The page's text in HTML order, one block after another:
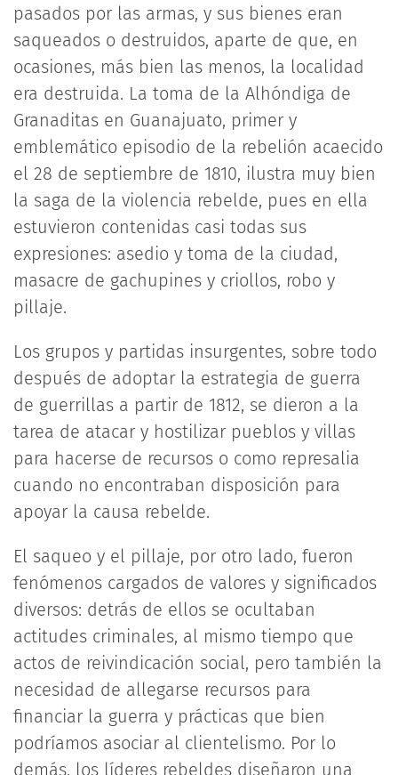
pasados por las armas, y sus bienes eran
saqueados o destruidos, aparte de que, en
ocasiones, más bien las menos, la localidad
era destruida. La toma de la Alhóndiga de
Granaditas en Guanajuato, primer y
emblemático episodio de la rebelión acaecido
el 28 de septiembre de 1810, ilustra muy bien
la saga de la violencia rebelde, pues en ella
estuvieron contenidas casi todas sus
expresiones: asedio y toma de la ciudad,
masacre de gachupines y criollos, robo y
pillaje.
Los grupos y partidas insurgentes, sobre todo
después de adoptar la estrategia de guerra
de guerrillas a partir de 1812, se dieron a la
tarea de atacar y hostilizar pueblos y villas
para hacerse de recursos o como represalia
cuando no encontraban disposición para
apoyar la causa rebelde.
El saqueo y el pillaje, por otro lado, fueron
fenómenos cargados de valores y significados
diversos: detrás de ellos se ocultaban
actitudes criminales, al mismo tiempo que
actos de reivindicación social, pero también la
necesidad de allegarse recursos para
financiar la guerra y prácticas que bien
podríamos asociar al clientelismo. Por lo
demás, los líderes rebeldes diseñaron una